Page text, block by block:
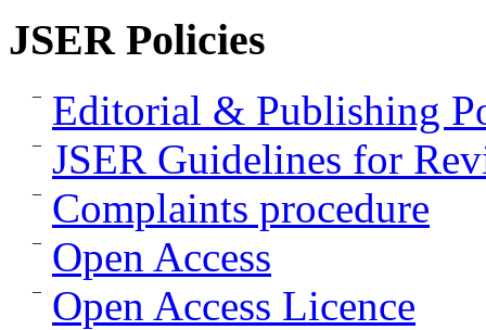
JSER Policies
Editorial & Publishing
JSER Guidelines for
Complaints procedure
Open Access
Open Access Licence